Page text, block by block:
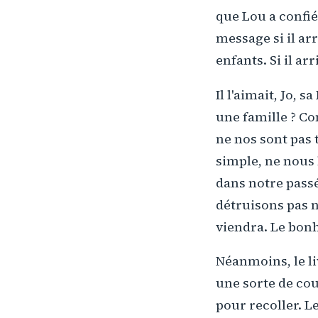
que Lou a
message si il
enfants. Si il
Il l'aimait, Jo,
une famille ?
ne nos sont
simple, ne
dans notre
détruisons pas
viendra. Le
Néanmoins, le
une sorte de
pour recoller.